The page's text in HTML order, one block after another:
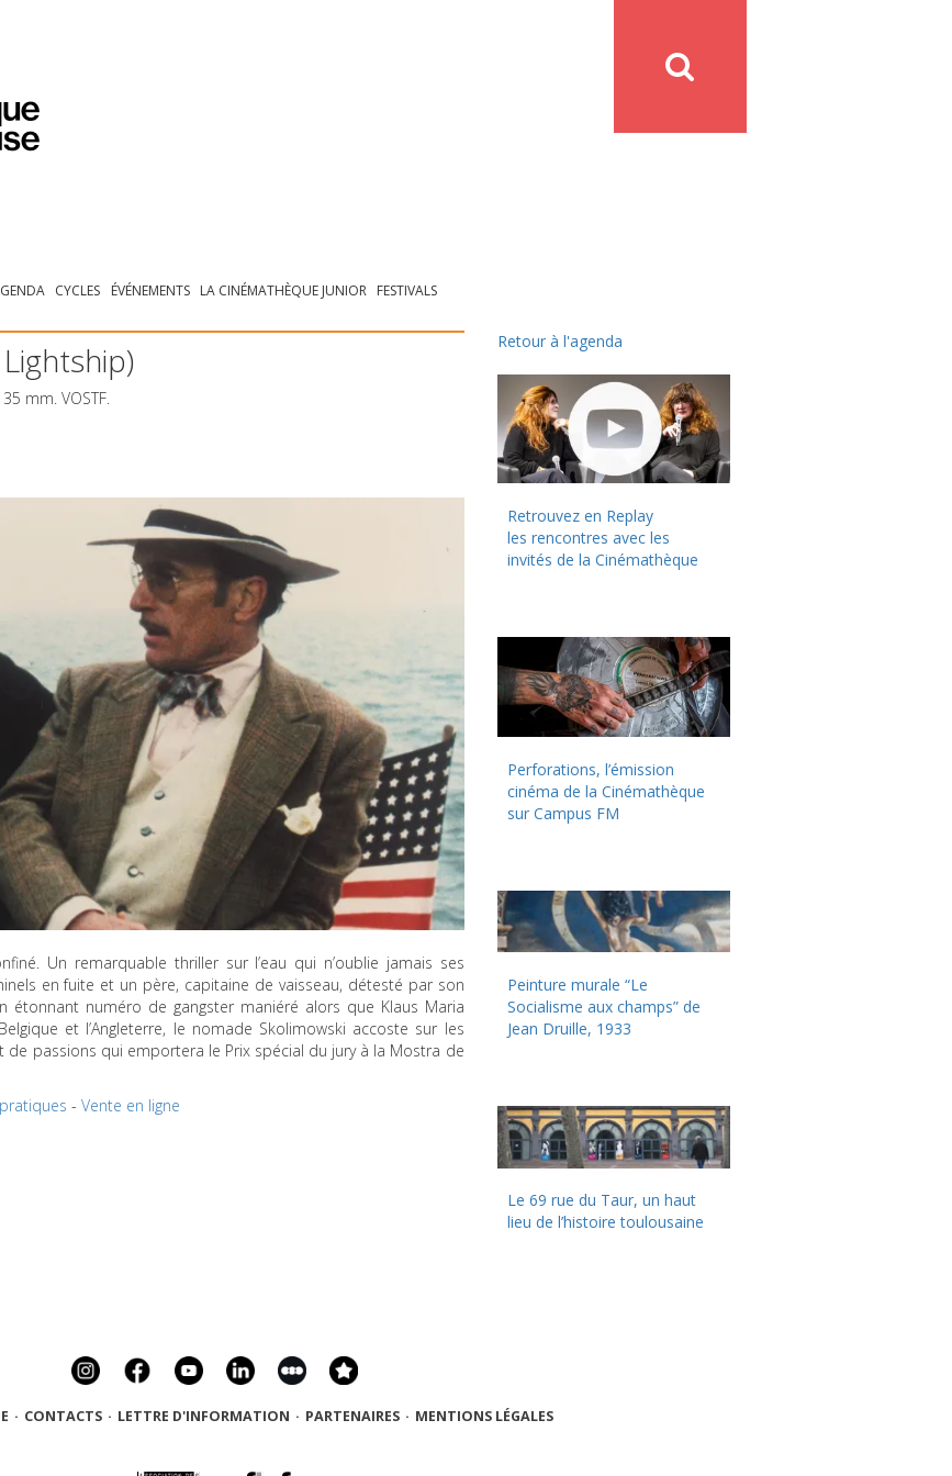
CYCLES ÉVÉNEMENTS LA CINÉMATHÈQUE JUNIOR FESTIVALS
35 mm. VOSTF.
Un remarquable thriller sur l’eau qui n’oublie jamais ses
en fuite et un père, capitaine de vaisseau, détesté par son
étonnant numéro de gangster maniéré alors que Klaus Maria
et l’Angleterre, le nomade Skolimowski accoste sur les
passions qui emportera le Prix spécial du jury à la Mostra de
- Vente en ligne
Retour à l'agenda
Retrouvez en Replay
les rencontres avec les
invités de la Cinémathèque
Perforations, l’émission
cinéma de la Cinémathèque
sur Campus FM
Peinture murale “Le
Socialisme aux champs” de
Jean Druille, 1933
Le 69 rue du Taur, un haut
lieu de l’histoire toulousaine
· CONTACTS · LETTRE D'INFORMATION · PARTENAIRES · MENTIONS LÉGALES